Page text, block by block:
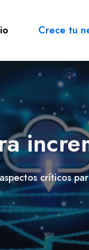
Crece tu
críticos